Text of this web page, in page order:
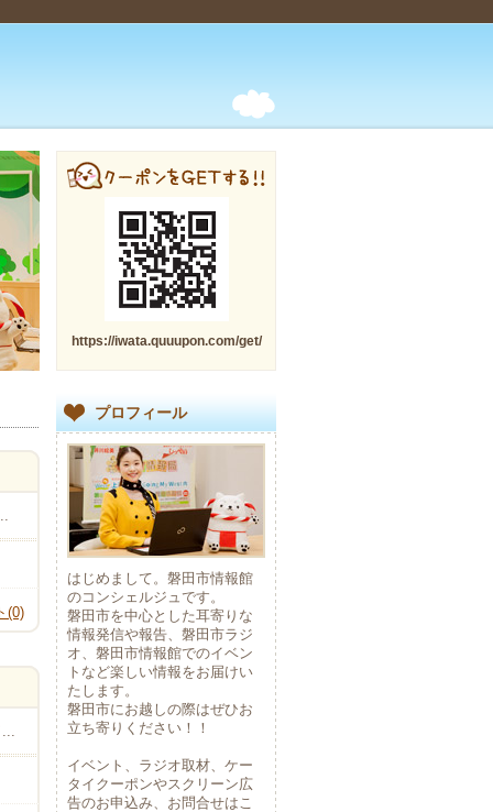
(0)
https://iwata.quuupon.com/get/
プロフィール
はじめまして。磐田市情報館
のコンシェルジュです。
磐田市を中心とした耳寄りな
情報発信や報告、磐田市ラジ
オ、磐田市情報館でのイベン
トなど楽しい情報をお届けい
たします。
磐田市にお越しの際はぜひお
立ち寄りください！！
イベント、ラジオ取材、ケー
タイクーポンやスクリーン広
告のお申込み、お問合せはこ